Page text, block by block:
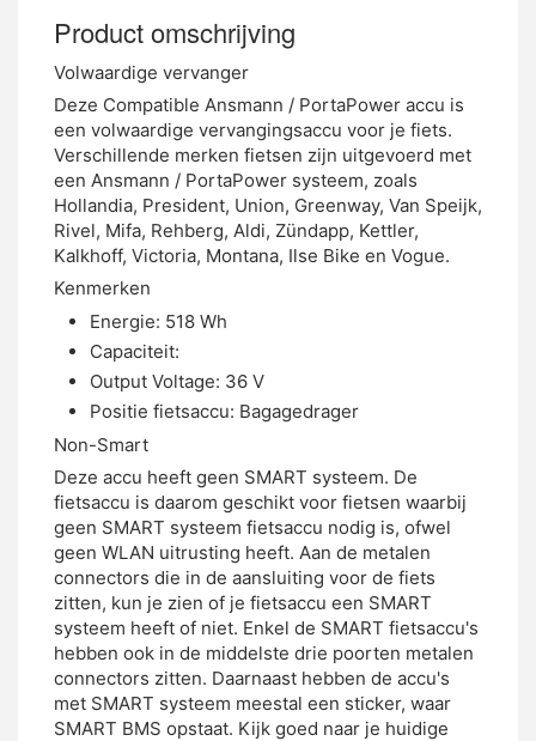
Product omschrijving
Volwaardige vervanger
Deze Compatible Ansmann / PortaPower accu is
een volwaardige vervangingsaccu voor je fiets.
Verschillende merken fietsen zijn uitgevoerd met
een Ansmann / PortaPower systeem, zoals
Hollandia, President, Union, Greenway, Van Speijk,
Rivel, Mifa, Rehberg, Aldi, Zündapp, Kettler,
Kalkhoff, Victoria, Montana, Ilse Bike en Vogue.
Kenmerken
Energie: 518 Wh
Capaciteit:
Output Voltage: 36 V
Positie fietsaccu: Bagagedrager
Non-Smart
Deze accu heeft geen SMART systeem. De
fietsaccu is daarom geschikt voor fietsen waarbij
geen SMART systeem fietsaccu nodig is, ofwel
geen WLAN uitrusting heeft. Aan de metalen
connectors die in de aansluiting voor de fiets
zitten, kun je zien of je fietsaccu een SMART
systeem heeft of niet. Enkel de SMART fietsaccu's
hebben ook in de middelste drie poorten metalen
connectors zitten. Daarnaast hebben de accu's
met SMART systeem meestal een sticker, waar
SMART BMS opstaat. Kijk goed naar je huidige